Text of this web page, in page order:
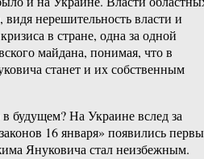
видя нерешительность власти и
в стране, одна за одной
майдана, понимая, что в
станет и их собственным
будущем? На Украине вслед за
16 января» появились
Януковича стал неизбежным.